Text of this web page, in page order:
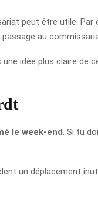
peut être utile.
au
idée plus claire
le week-end . Si tu
un déplacement